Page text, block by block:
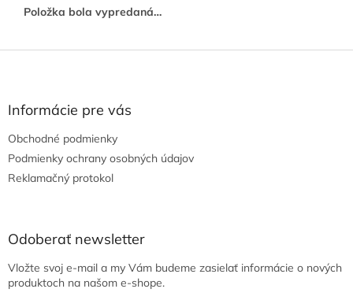
Položka bola vypredaná…
Informácie pre vás
Obchodné podmienky
Podmienky ochrany osobných údajov
Reklamačný protokol
Odoberať newsletter
Vložte svoj e-mail a my Vám budeme zasielať informácie o nových
produktoch na našom e-shope.